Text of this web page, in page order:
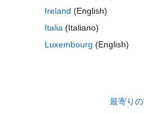
method seems to be too
Ireland (English)
Italia (Italiano)
Luxembourg (English)
最寄り